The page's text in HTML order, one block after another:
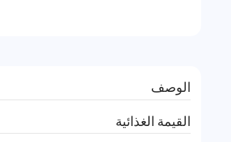
الوصف
القيمة الغذائية